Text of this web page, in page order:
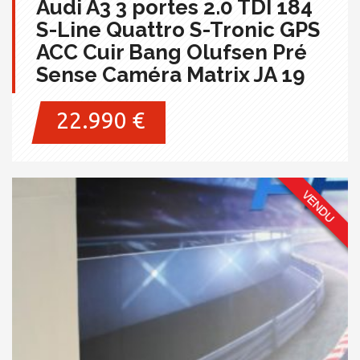
Audi A3 3 portes 2.0 TDI 184
S-Line Quattro S-Tronic GPS
ACC Cuir Bang Olufsen Pré
Sense Caméra Matrix JA 19
22.990 €